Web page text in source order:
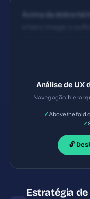
Acima da dobra há
Hierarquia visual
sociais, CTAs.
Análise de UX
Navegação,
✓Above the fold
✓
🔓
Estratégia